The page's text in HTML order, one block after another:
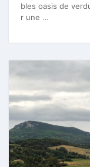
bles oasis de
r une …